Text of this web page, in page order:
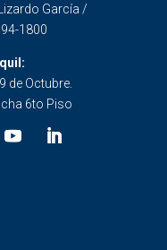
García /
1800
de Octubre.
6to Piso